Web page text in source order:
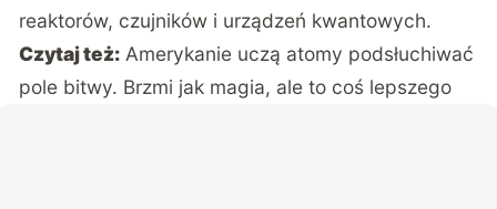
reaktorów, czujników i urządzeń kwantowych.
Czytaj też: Amerykanie uczą atomy podsłuchiwać
pole bitwy. Brzmi jak magia, ale to coś lepszego